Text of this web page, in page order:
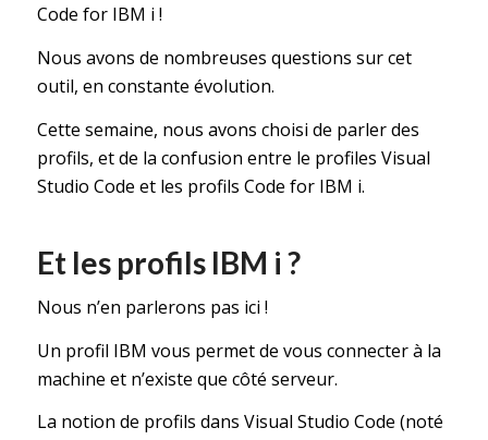
Code for IBM i !
Nous avons de nombreuses questions sur cet
outil, en constante évolution.
Cette semaine, nous avons choisi de parler des
profils, et de la confusion entre le profiles Visual
Studio Code et les profils Code for IBM i.
Et les profils IBM i ?
Nous n’en parlerons pas ici !
Un profil IBM vous permet de vous connecter à la
machine et n’existe que côté serveur.
La notion de profils dans Visual Studio Code (noté